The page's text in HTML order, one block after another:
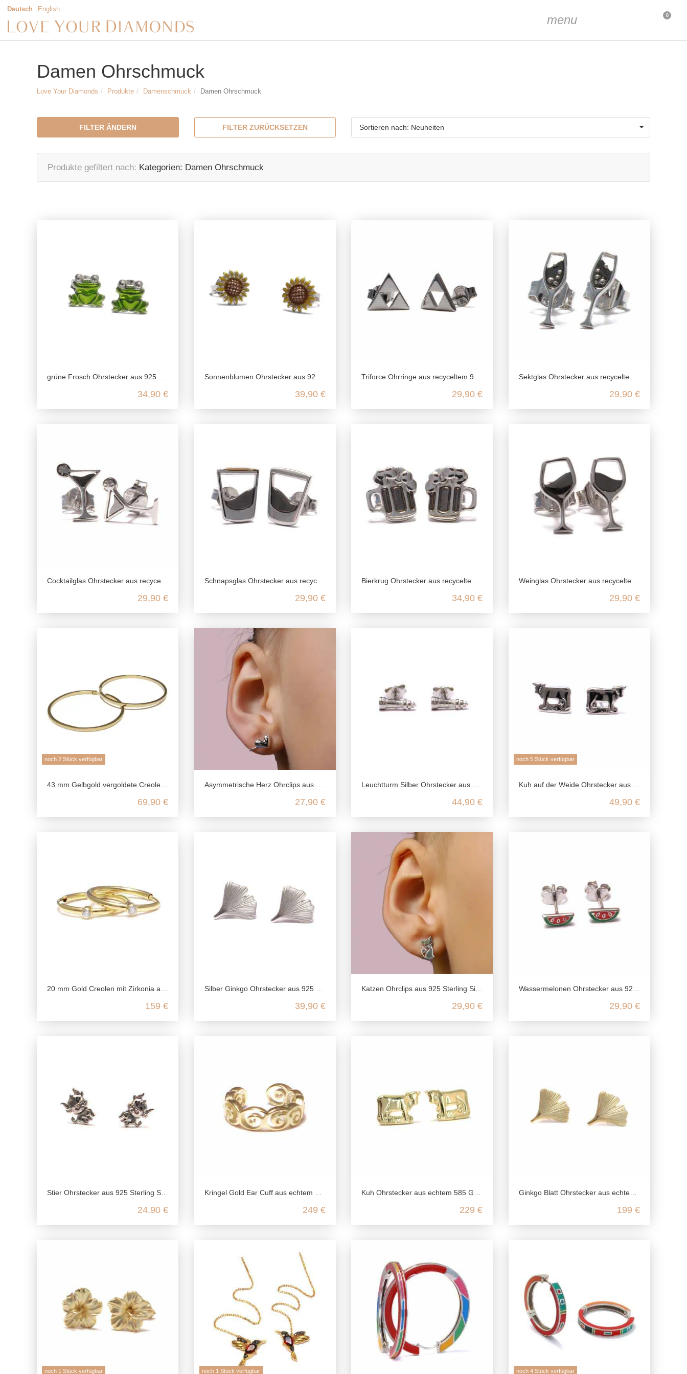
Deutsch English
menu 0
Damen Ohrschmuck
Love Your Diamonds Produkte Damenschmuck Damen Ohrschmuck
FILTER ÄNDERN FILTER ZURÜCKSETZEN Sortieren nach: Neuheiten
Produkte gefiltert nach Kategorien: Damen Ohrschmuck
grüne Frosch Ohrstecker aus 925 Sterling Silber
34,90 €
Sonnenblumen Ohrstecker aus 925 Sterling Silber
39,90 €
Triforce Ohrringe aus recyceltem 925 Sterling Silber
29,90 €
Sektglas Ohrstecker aus recyceltem 925 Sterling Silber
29,90 €
Cocktailglas Ohrstecker aus recyceltem 925 Sterling Silber
29,90 €
Schnapsglas Ohrstecker aus recyceltem 925 Sterling Silber
29,90 €
Bierkrug Ohrstecker aus recyceltem 925 Sterling Silber
34,90 €
Weinglas Ohrstecker aus recyceltem 925 Sterling Silber
29,90 €
noch 2 Stück verfügbar
43 mm Gelbgold vergoldete Creolen aus 925 Sterling Silber
69,90 €
Asymmetrische Herz Ohrclips aus 925 Sterling Silber
27,90 €
Leuchtturm Silber Ohrstecker aus 925 Sterling Silber
44,90 €
noch 5 Stück verfügbar
Kuh auf der Weide Ohrstecker aus 925 Sterling Silber
49,90 €
20 mm Gold Creolen mit Zirkonia aus 585/- Gelbgold
159 €
Silber Ginkgo Ohrstecker aus 925 Sterling Silber
39,90 €
Katzen Ohrclips aus 925 Sterling Silber rhodiniert
29,90 €
Wassermelonen Ohrstecker aus 925 Sterling Silber mit Platin überzogen
29,90 €
Stier Ohrstecker aus 925 Sterling Silber
24,90 €
Kringel Gold Ear Cuff aus echtem 585 Gelbgold
249 €
Kuh Ohrstecker aus echtem 585 Gelb Gold
229 €
Ginkgo Blatt Ohrstecker aus echtem 585 Gelb Gold
199 €
noch 1 Stück verfügbar noch 1 Stück verfügbar noch 4 Stück verfügbar